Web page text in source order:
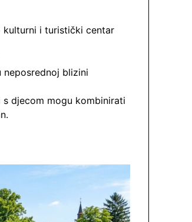
kulturni i turistički centar
neposrednoj blizini
djecom mogu kombinirati